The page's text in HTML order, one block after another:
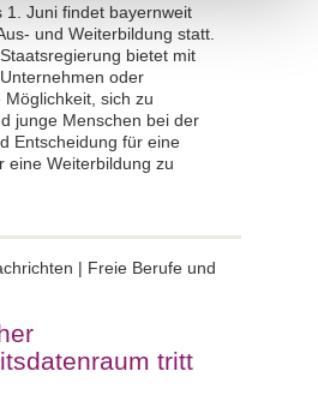
1. Juni findet bayernweit
und Weiterbildung statt.
bietet mit
oder
sich zu
junge Menschen bei der
Entscheidung für eine
eine Weiterbildung zu
| Freie Berufe und
tritt